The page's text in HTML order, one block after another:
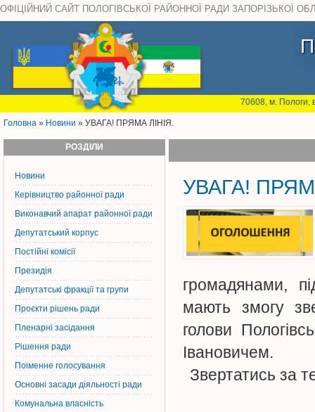
ОФІЦІЙНИЙ САЙТ ПОЛОГІВСЬКОЇ РАЙОННОЇ РАДИ ЗАПОРІЗЬКОЇ
70608, м. Пологи,
Головна » Новини » УВАГА! ПРЯМА ЛІНІЯ.
РОЗДІЛИ
Новини
Керiвництво районної ради
Виконавчий апарат районної ради
Депутатський корпус
Постiйнi комiсiї
Президія
Депутатські фракції та групи
Проєкти рішень ради
Пленарні засідання
Рішення ради
Поіменне голосування
Основні засади діяльності ради
Комунальна власність
УВАГА!
громадянами,
мають змогу
голови
Івановичем.
Звертатись за